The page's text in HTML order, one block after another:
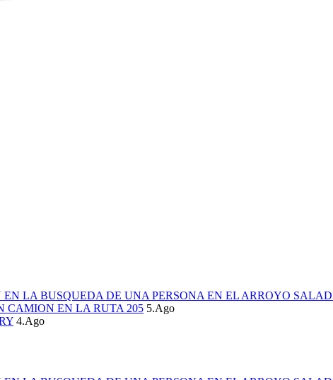
LA BUSQUEDA DE UNA PERSONA EN EL ARROYO
CAMION EN LA RUTA 205 5.Ago
4.Ago